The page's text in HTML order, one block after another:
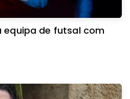
equipa de futsal com